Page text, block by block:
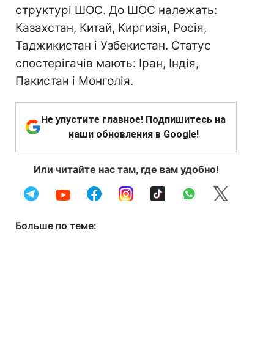
структурі ШОС. До ШОС належать:
Казахстан, Китай, Киргизія, Росія,
Таджикистан і Узбекистан. Статус
спостерігачів мають: Іран, Індія,
Пакистан і Монголія.
Не упустите главное! Подпишитесь на
наши обновления в Google!
Или читайте нас там, где вам удобно!
Больше по теме: